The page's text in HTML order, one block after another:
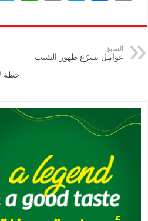
p
y
Li
k
eb
k
tt
nt
at
A
p
السابق
عوامل تسرّع ظهور الشيب
خطة